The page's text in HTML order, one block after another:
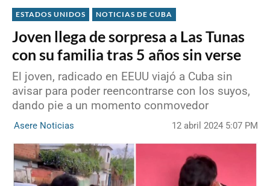
ESTADOS UNIDOS NOTICIAS DE CUBA
Joven llega de sorpresa a Las Tunas
con su familia tras 5 años sin verse
El joven, radicado en EEUU viajó a Cuba sin
avisar para poder reencontrarse con los suyos,
dando pie a un momento conmovedor
Asere Noticias 12 abril 2024 5:07 PM